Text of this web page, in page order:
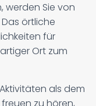
werden Sie von
örtliche
für
Ort zum
als dem